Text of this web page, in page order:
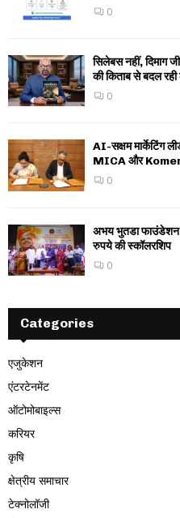
0
सिलेबस नहीं, दिमाग
की किताब से बदल रही
0
AI-सक्षम मार्केटिंग
MICA और
0
अभय भुतडा फाउंडेशन
रुपये की स्कॉलरशिप
0
Categories
एजुकेशन
एंटरटेनमेंट
ऑटोमोबाइल्स
करियर
कृषि
क्षेत्रीय समाचार
टेक्नोलॉजी